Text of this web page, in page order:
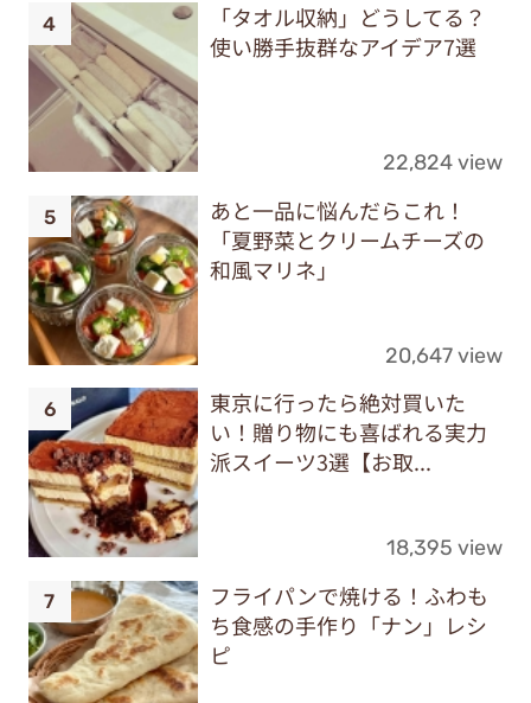
「タオル収納」どうしてる？
使い勝手抜群なアイデア7選
22,824 view
あと一品に悩んだらこれ！
「夏野菜とクリームチーズの
和風マリネ」
20,647 view
東京に行ったら絶対買いた
い！贈り物にも喜ばれる実力
派スイーツ3選【お取...
18,395 view
フライパンで焼ける！ふわも
ち食感の手作り「ナン」レシ
ピ